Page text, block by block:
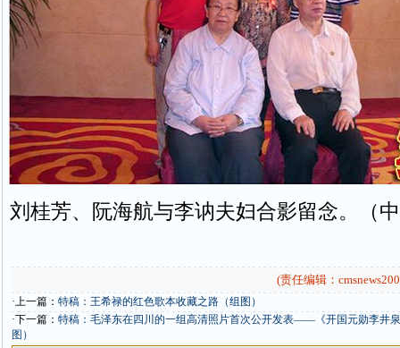
刘桂芳、阮海航与李讷夫妇合影留念。（
(责任编辑：
·上一篇： 特稿：王希禄的红色歌本收藏之路（组图）
·下一篇： 特稿：毛泽东在四川的一组高清照片首次公开发表——《开国元勋李井
图）